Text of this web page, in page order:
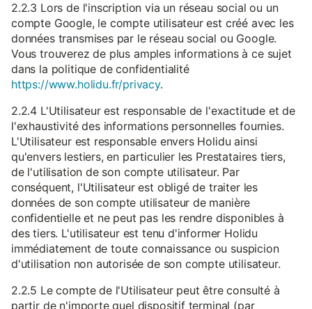
2.2.3 Lors de l'inscription via un réseau social ou un
compte Google, le compte utilisateur est créé avec les
données transmises par le réseau social ou Google.
Vous trouverez de plus amples informations à ce sujet
dans la politique de confidentialité
https://www.holidu.fr/privacy.
2.2.4 L'Utilisateur est responsable de l'exactitude et de
l'exhaustivité des informations personnelles fournies.
L'Utilisateur est responsable envers Holidu ainsi
qu'envers lestiers, en particulier les Prestataires tiers,
de l'utilisation de son compte utilisateur. Par
conséquent, l'Utilisateur est obligé de traiter les
données de son compte utilisateur de manière
confidentielle et ne peut pas les rendre disponibles à
des tiers. L'utilisateur est tenu d'informer Holidu
immédiatement de toute connaissance ou suspicion
d'utilisation non autorisée de son compte utilisateur.
2.2.5 Le compte de l'Utilisateur peut être consulté à
partir de n'importe quel dispositif terminal (par